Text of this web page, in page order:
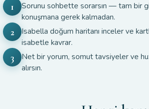
1
Sorunu sohbette sorarsın — tam bir
konuşmana gerek kalmadan.
2
Isabella doğum haritanı inceler ve
isabetle kavrar.
3
Net bir yorum, somut tavsiyeler ve
alırsın.